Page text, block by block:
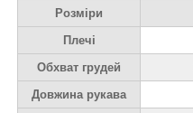
Розміри
Плечі
Обхват грудей
Довжина рукава